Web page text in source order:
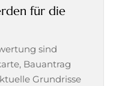
für die
sind
Bauantrag
Grundrisse